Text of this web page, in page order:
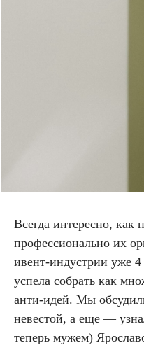
Всегда интересно, как
профессионально их
ивент-индустрии уже
успела собрать как
анти-идей. Мы
невестой, а еще —
теперь мужем)